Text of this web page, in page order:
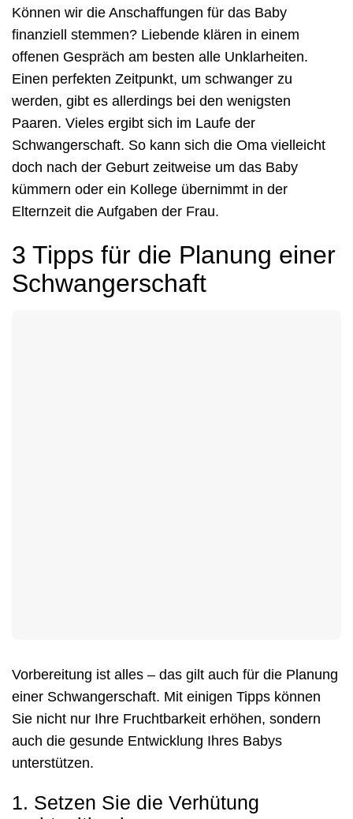
Können wir die Anschaffungen für das Baby
finanziell stemmen? Liebende klären in einem
offenen Gespräch am besten alle Unklarheiten.
Einen perfekten Zeitpunkt, um schwanger zu
werden, gibt es allerdings bei den wenigsten
Paaren. Vieles ergibt sich im Laufe der
Schwangerschaft. So kann sich die Oma vielleicht
doch nach der Geburt zeitweise um das Baby
kümmern oder ein Kollege übernimmt in der
Elternzeit die Aufgaben der Frau.
3 Tipps für die Planung einer
Schwangerschaft
Vorbereitung ist alles – das gilt auch für die Planung
einer Schwangerschaft. Mit einigen Tipps können
Sie nicht nur Ihre Fruchtbarkeit erhöhen, sondern
auch die gesunde Entwicklung Ihres Babys
unterstützen.
1. Setzen Sie die Verhütung